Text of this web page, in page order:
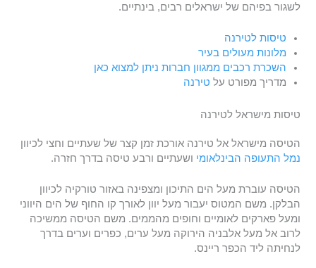
לשגור בפיהם של ישראלים רבים, בינתיים.
טיסות לטירנה
מלונות מעולים בעיר
השכרת רכבים ממגוון חברות ניתן למצוא כאן
מדריך מפורט על טירנה
טיסות מישראל לטירנה
הטיסה מישראל אל טירנה אורכת זמן קצר של שעתיים וחצי לכיוון
נמל התעופה הבינלאומי ושעתיים ורבע טיסה בדרך חזרה.
הטיסה עוברת מעל הים התיכון ומצפינה באזור טורקיה לכיוון
הבלקן. משם המטוס יעבור מעל יוון לאורך קו החוף של הים היווני
ומעל פארקים לאומיים וחופים מהממים. משם הטיסה ממשיכה
לרוב אל מעל אלבניה הירוקה מעל ערים, כפרים וערים בדרך
לנחיתה ליד הכפר ריינס.